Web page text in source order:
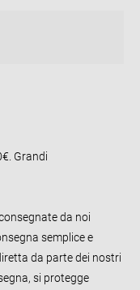
Grandi
da noi
semplice e
da parte dei nostri
si protegge